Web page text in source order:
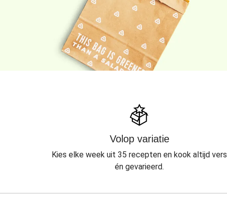
Volop variatie
Kies elke week uit 35 recepten en kook altijd vers
én gevarieerd.